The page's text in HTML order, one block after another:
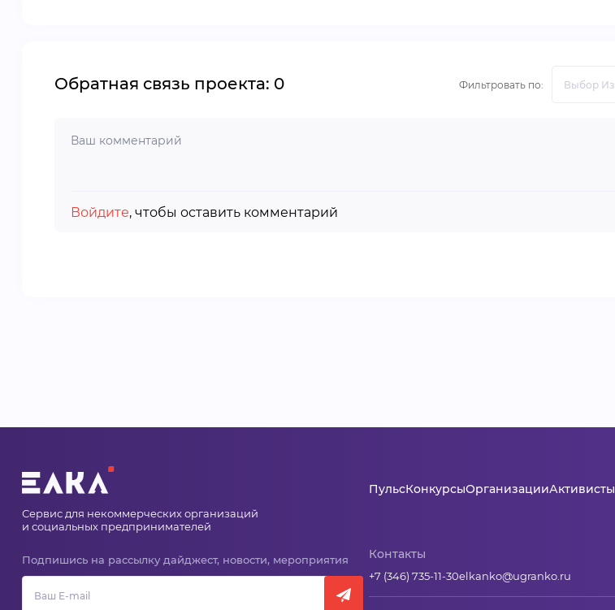
Обратная связь проекта: 0 Фильтровать по:
Войдите, чтобы оставить комментарий
Сервис для некоммерческих организаций
и социальных предпринимателей
Подпишись на рассылку дайджест, новости, мероприятия
ПульсКонкурсыОрганизацииАктивисты
Контакты
+7 (346) 735-11-30elkanko@ugranko.ru